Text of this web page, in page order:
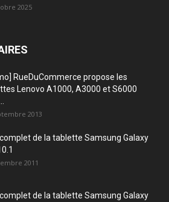
2025
RueDuCommerce propose les
Lenovo A1000, A3000 et S6000
2013
de la tablette Samsung Galaxy
2011
de la tablette Samsung Galaxy